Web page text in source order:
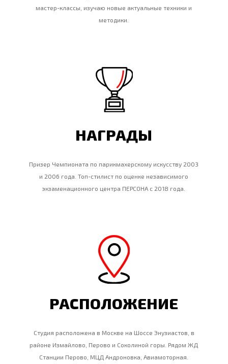
мастер-классы, изучаю новые актуальные техники и
методики.
НАГРАДЫ
Призер Чемпионата по парикмахерскому искусству 2003
и 2006 года. Топ-стилист по оценке независимого
экзаменационного центра ПЕРСОНА с 2018 года.
РАСПОЛОЖЕНИЕ
Студия расположена в Москве на Шоссе Энузиастов, в
районе Измайлово, Перово и Соколиной горы. Рядом ЖД
Станции Перово, МЦД Андроновка, Авиамоторная.